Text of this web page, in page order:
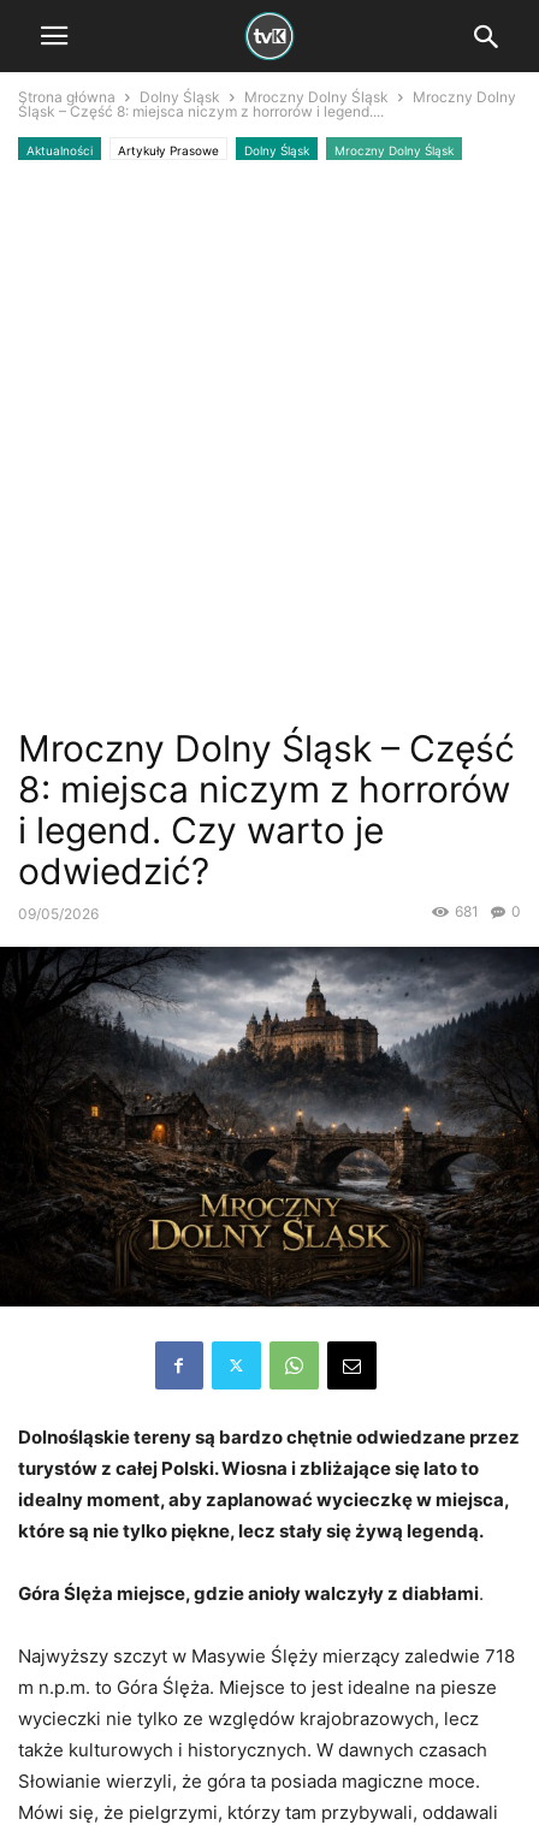
Strona główna Dolny Śląsk Mroczny Dolny Śląsk
Mroczny Dolny
Śląsk – Część 8: miejsca niczym z horrorów i legend....
Aktualności Artykuły Prasowe Dolny Śląsk Mroczny Dolny Śląsk
Mroczny Dolny Śląsk – Część
8: miejsca niczym z horrorów
i legend. Czy warto je
odwiedzić?
09/05/2026 0
681
Dolnośląskie tereny są bardzo chętnie odwiedzane przez
turystów z całej Polski. Wiosna i zbliżające się lato to
idealny moment, aby zaplanować wycieczkę w miejsca,
które są nie tylko piękne, lecz stały się żywą legendą.
Góra Ślęża miejsce, gdzie anioły walczyły z diabłami.
Najwyższy szczyt w Masywie Ślęży mierzący zaledwie 718
m n.p.m. to Góra Ślęża. Miejsce to jest idealne na piesze
wycieczki nie tylko ze względów krajobrazowych, lecz
także kulturowych i historycznych. W dawnych czasach
Słowianie wierzyli, że góra ta posiada magiczne moce.
Mówi się, że pielgrzymi, którzy tam przybywali, oddawali